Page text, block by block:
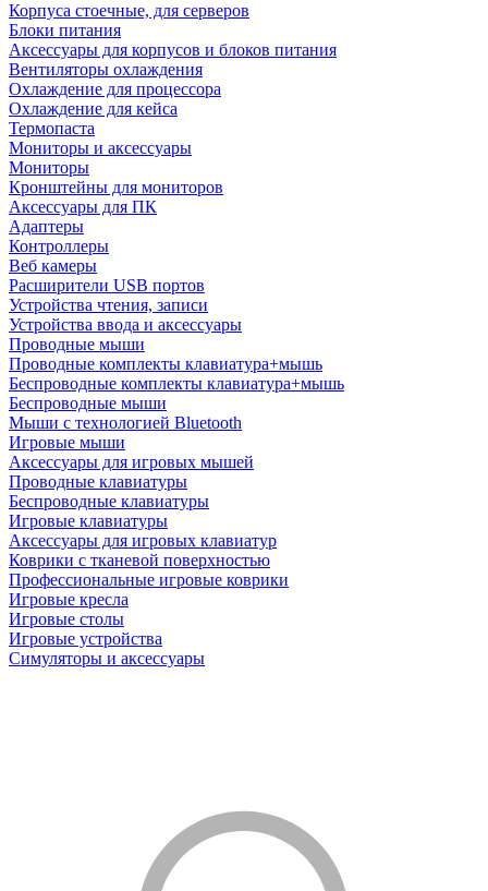
Корпуса стоечные, для серверов
Блоки питания
Аксессуары для корпусов и блоков питания
Вентиляторы охлаждения
Охлаждение для процессора
Охлаждение для кейса
Термопаста
Мониторы и аксессуары
Мониторы
Кронштейны для мониторов
Аксессуары для ПК
Адаптеры
Контроллеры
Веб камеры
Расширители USB портов
Устройства чтения, записи
Устройства ввода и аксессуары
Проводные мыши
Проводные комплекты клавиатура+мышь
Беспроводные комплекты клавиатура+мышь
Беспроводные мыши
Мыши с технологией Bluetooth
Игровые мыши
Аксессуары для игровых мышей
Проводные клавиатуры
Беспроводные клавиатуры
Игровые клавиатуры
Аксессуары для игровых клавиатур
Коврики с тканевой поверхностью
Профессиональные игровые коврики
Игровые кресла
Игровые столы
Игровые устройства
Симуляторы и аксессуары